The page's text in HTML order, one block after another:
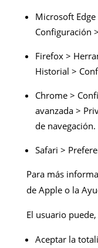
Microsoft
Configuración
Firefox >
Historial >
Chrome >
avanzada >
de navegación.
Safari >
Para más
de Apple o la
El usuario
Aceptar la